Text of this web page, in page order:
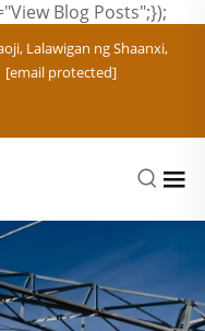
Blog Posts";});
Lalawigan ng Shaanxi,
[email protected]